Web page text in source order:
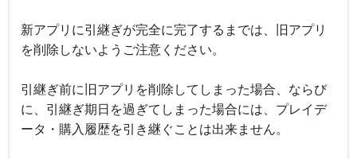
新アプリに引継ぎが完全に完了するまでは、旧アプリ
を削除しないようご注意ください。
引継ぎ前に旧アプリを削除してしまった場合、ならび
に、引継ぎ期日を過ぎてしまった場合には、プレイデ
ータ・購入履歴を引き継ぐことは出来ません。